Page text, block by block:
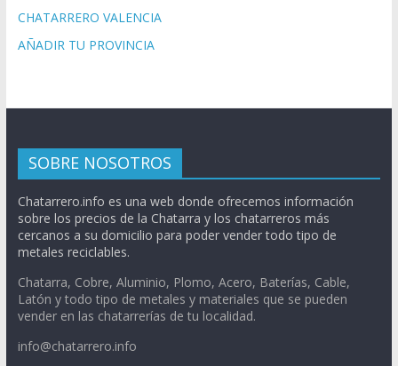
CHATARRERO VALENCIA
AÑADIR TU PROVINCIA
SOBRE NOSOTROS
Chatarrero.info es una web donde ofrecemos información
sobre los precios de la Chatarra y los chatarreros más
cercanos a su domicilio para poder vender todo tipo de
metales reciclables.
Chatarra, Cobre, Aluminio, Plomo, Acero, Baterías, Cable,
Latón y todo tipo de metales y materiales que se pueden
vender en las chatarrerías de tu localidad.
info@chatarrero.info